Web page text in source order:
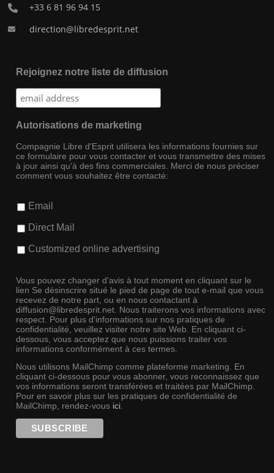
+33 6 81 96 94 15
direction@libredesprit.net
Rejoignez notre liste de diffusion
Autorisations de marketing
Compagnie Libre d'Esprit utilisera les informations fournies sur
ce formulaire pour vous contacter et vous transmettre des mises
à jour ainsi qu'à des fins commerciales. Merci de nous préciser
comment vous souhaitez être contacté:
Email
Direct Mail
Customized online advertising
Vous pouvez changer d'avis à tout moment en cliquant sur le
lien Se désinscrire situé le pied de page de tout e-mail que vous
recevez de notre part, ou en nous contactant à
diffusion@libredesprit.net. Nous traiterons vos informations avec
respect. Pour plus d'informations sur nos pratiques de
confidentialité, veuillez visiter notre site Web. En cliquant ci-
dessous, vous acceptez que nous puissions traiter vos
informations conformément à ces termes.
Nous utilisons MailChimp comme plateforme marketing. En
cliquant ci-dessous pour vous abonner, vous reconnaissez que
vos informations seront transférées et traitées par MailChimp.
Pour en savoir plus sur les pratiques de confidentialité de
MailChimp, rendez-vous ici.